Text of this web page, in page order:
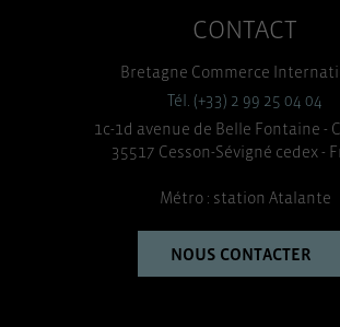
CONTACT
Bretagne Commerce
Tél. (+33) 2 99 25 04 04
1c-1d avenue de Belle Fontaine -
35517 Cesson-Sévigné cedex -
Métro : station Atalante
NOUS CONTACTER